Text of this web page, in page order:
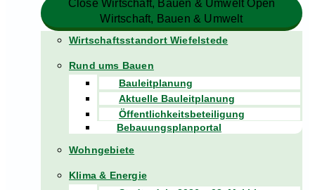
Close Wirtschaft, Bauen & Umwelt Open
Wirtschaft, Bauen & Umwelt
Wirtschaftsstandort Wiefelstede
Rund ums Bauen
Bauleitplanung
Aktuelle Bauleitplanung
Öffentlichkeitsbeteiligung
Bebauungsplanportal
Wohngebiete
Klima & Energie